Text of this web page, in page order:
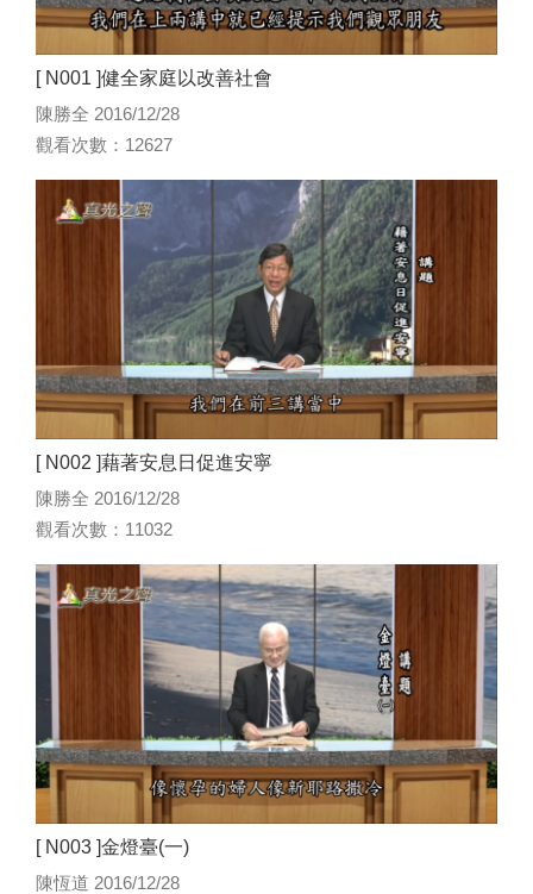
[ N001 ]健全家庭以改善社會
陳勝全 2016/12/28
觀看次數：12627
[ N002 ]藉著安息日促進安寧
陳勝全 2016/12/28
觀看次數：11032
[ N003 ]金燈臺(一)
陳恆道 2016/12/28